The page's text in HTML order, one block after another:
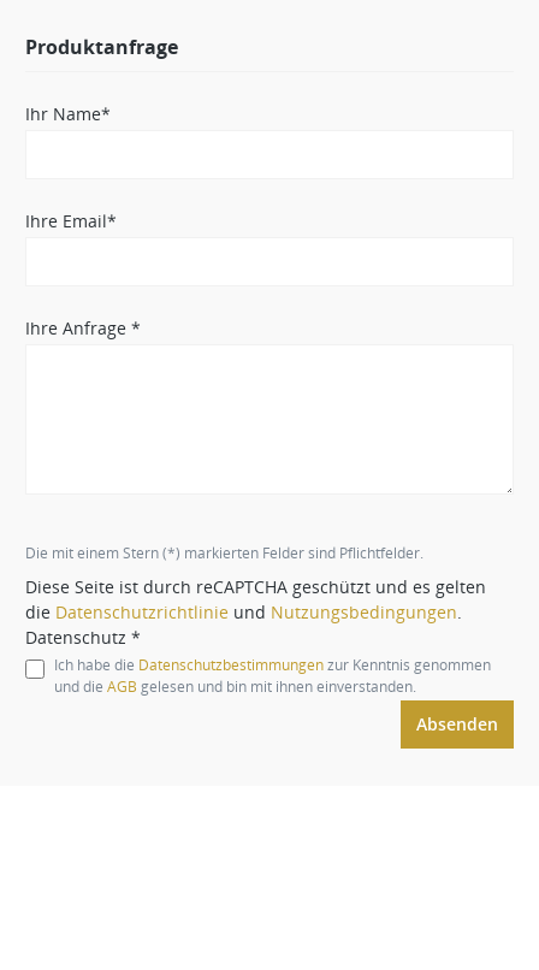
Produktanfrage
Ihr Name*
Ihre Email*
Ihre Anfrage *
Die mit einem Stern (*) markierten Felder sind Pflichtfelder.
Diese Seite ist durch reCAPTCHA geschützt und es gelten
die Datenschutzrichtlinie und Nutzungsbedingungen
Datenschutz *
Ich habe die Datenschutzbestimmungenzur Kenntnis genommen
und die AGB gelesen und bin mit ihnen einverstanden.
Absenden